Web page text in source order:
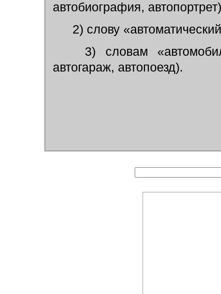
автобиография,
2) слову
3) словам
автогараж, автопоезд).